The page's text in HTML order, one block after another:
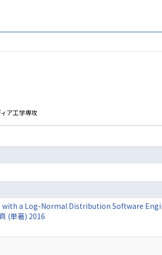
ア工学専攻
a Log-Normal Distribution Software
(単著) 2016